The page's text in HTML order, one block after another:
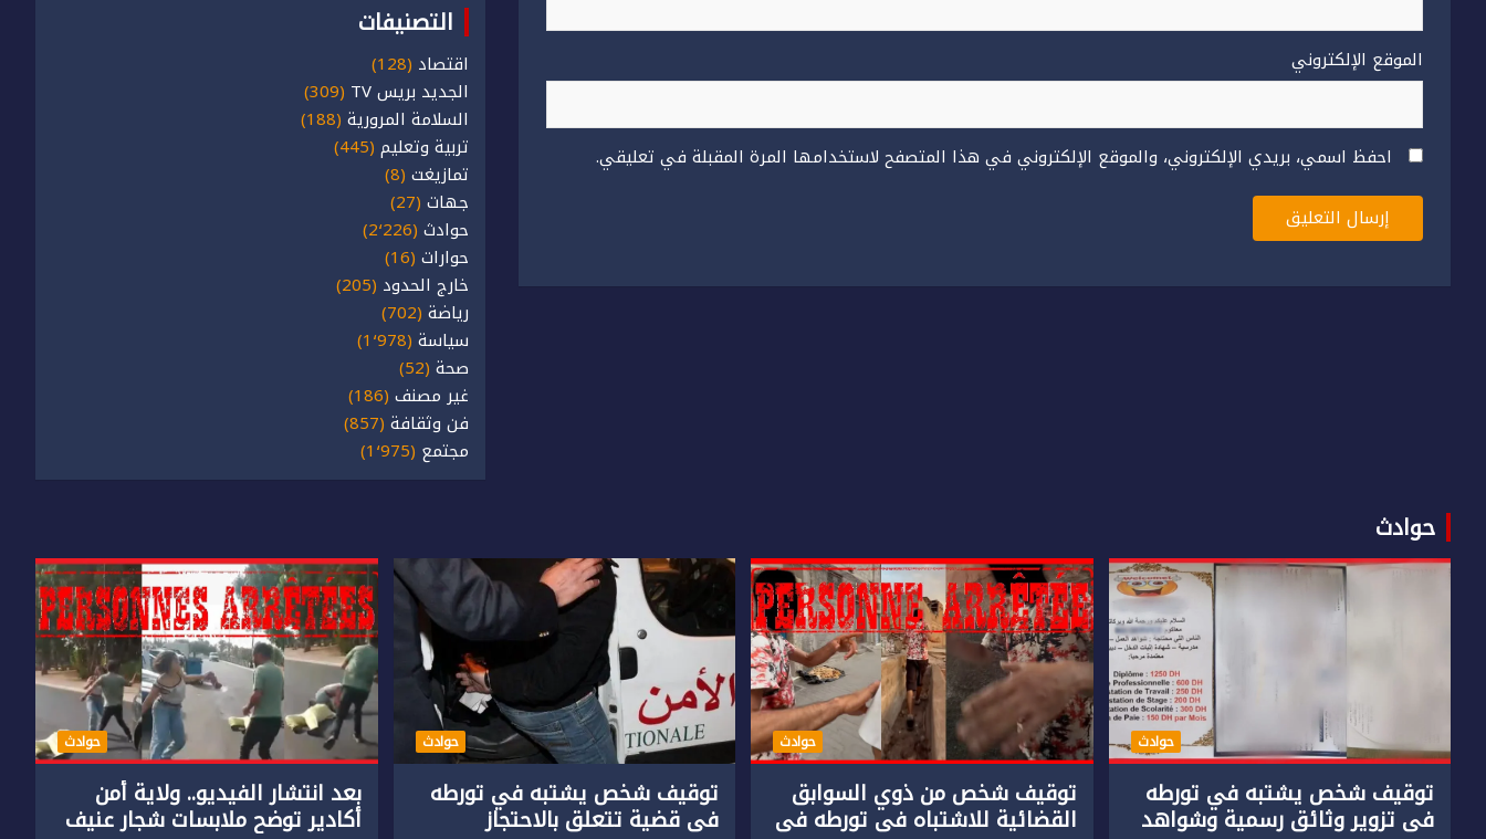
الموقع الإلكتروني
احفظ اسمي، بريدي الإلكتروني، والموقع الإلكتروني في هذا المتصفح لاستخدامها المرة المقبلة في تعليقي.
التصنيفات
اقتصاد (128)
الجديد بريس TV
(309)
السلامة المرورية (188)
تربية وتعليم (445)
تمازيغت (8)
جهات (27)
حوادث (2٬226)
حوارات (16)
خارج الحدود (205)
رياضة (702)
سياسة (1٬978)
صحة (52)
غير مصنف (186)
فن وثقافة (857)
مجتمع (1٬975)
حوادث
حوادث
توقيف شخص يشتبه في تورطه
في تزوير وثائق رسمية وشواهد
حوادث
توقيف شخص من ذوي السوابق
القضائية للاشتباه في تورطه في
حوادث
توقيف شخص يشتبه في تورطه
في قضية تتعلق بالاحتجاز
حوادث
بعد انتشار الفيديو.. ولاية أمن
أكادير توضح ملابسات شجار عنيف